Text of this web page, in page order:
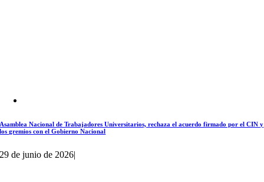
Asamblea Nacional de Trabajadores Universitarios, rechaza el acuerdo firmado por el CIN y
los gremios con el Gobierno Nacional
29 de junio de 2026|